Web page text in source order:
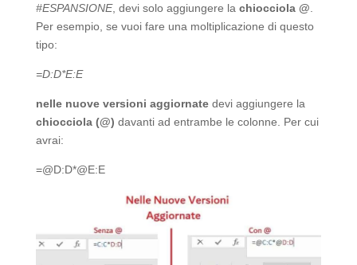
#ESPANSIONE, devi solo aggiungere la chiocciola @
Per esempio, se vuoi fare una moltiplicazione di questo
tipo:
=D:D*E:E
nelle nuove versioni aggiornatedevi aggiungere la
chiocciola (@) davanti ad entrambe le colonne. Per cui
avrai:
=@D:D*@E:E